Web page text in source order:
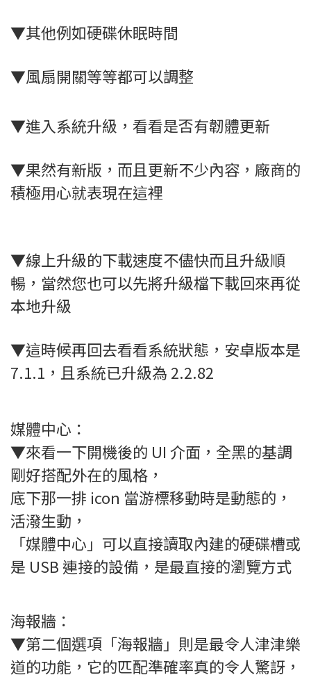
▼其他例如硬碟休眠時間
▼風扇開關等等都可以調整
▼進入系統升級，看看是否有韌體更新
▼果然有新版，而且更新不少內容，廠商的
積極用心就表現在這裡
▼線上升級的下載速度不儘快而且升級順
暢，當然您也可以先將升級檔下載回來再從
本地升級
▼這時候再回去看看系統狀態，安卓版本是
7.1.1，且系統已升級為 2.2.82
媒體中心：
▼來看一下開機後的 UI 介面，全黑的基調
剛好搭配外在的風格，
底下那一排 icon 當游標移動時是動態的，
活潑生動，
「媒體中心」可以直接讀取內建的硬碟槽或
是 USB 連接的設備，是最直接的瀏覽方式
海報牆：
▼第二個選項「海報牆」則是最令人津津樂
道的功能，它的匹配準確率真的令人驚訝，